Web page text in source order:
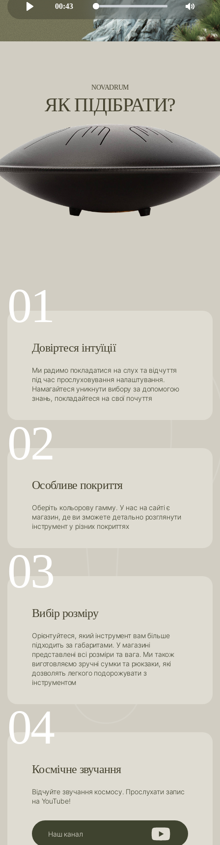
00:43
Mute
NOVADRUM
ЯК ПІДІБРАТИ?
01
Довіртеся інтуїції
Ми радимо покладатися на слух та відчуття
під час прослуховування налаштування.
Намагайтеся уникнути вибору за допомогою
знань, покладайтеся на свої почуття
02
Особливе покриття
Оберіть кольорову гамму. У нас на сайті є
магазин, де ви зможете детально розглянути
інструмент у різних покриттях
03
Вибір розміру
Орієнтуйтеся, який інструмент вам більше
підходить за габаритами. У магазині
представлені всі розміри та вага. Ми також
виготовляємо зручні сумки та рюкзаки, які
дозволять легкого подорожувати з
інструментом
04
Космічне звучання
Відчуйте звучання космосу. Прослухати запис
на YouTube!
Наш канал